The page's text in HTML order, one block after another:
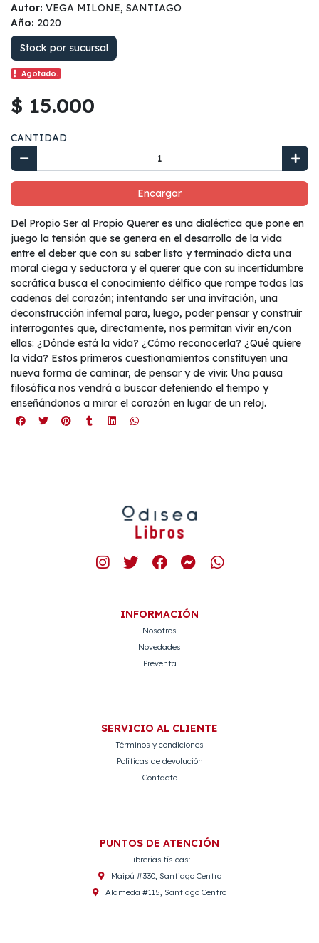
Autor: VEGA MILONE, SANTIAGO
Año: 2020
Stock por sucursal
Agotado.
$ 15.000
CANTIDAD
Encargar
Del Propio Ser al Propio Querer es una dialéctica que pone en
juego la tensión que se genera en el desarrollo de la vida
entre el deber que con su saber listo y terminado dicta una
moral ciega y seductora y el querer que con su incertidumbre
socrática busca el conocimiento délfico que rompe todas las
cadenas del corazón; intentando ser una invitación, una
deconstrucción infernal para, luego, poder pensar y construir
interrogantes que, directamente, nos permitan vivir en/con
ellas: ¿Dónde está la vida? ¿Cómo reconocerla? ¿Qué quiere
la vida? Estos primeros cuestionamientos constituyen una
nueva forma de caminar, de pensar y de vivir. Una pausa
filosófica nos vendrá a buscar deteniendo el tiempo y
enseñándonos a mirar el corazón en lugar de un reloj.
INFORMACIÓN
Nosotros
Novedades
Preventa
SERVICIO AL CLIENTE
Términos y condiciones
Políticas de devolución
Contacto
PUNTOS DE ATENCIÓN
Librerías físicas:
Maipú #330, Santiago Centro
Alameda #115, Santiago Centro